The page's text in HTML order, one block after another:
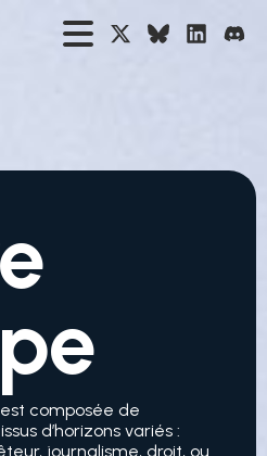
est composée de
d’horizons variés :
journalisme, droit, ou